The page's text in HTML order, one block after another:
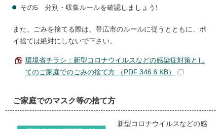
その5 分別・収集ルールを確認しましょう!
また、ごみを捨てる際は、帯広市のルールに従うとともに、ポ
イ捨ては絶対にしないで下さい。
環境省チラシ：新型コロナウイルスなどの感染症対策とし
てのご家庭でのごみの捨て方 （PDF 346.6 KB）
ご家庭でのマスク等の捨て方
新型コロナウイルスなどの感